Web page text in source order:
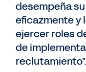
desempeña
eficazmente y
ejercer roles
de
reclutamiento".